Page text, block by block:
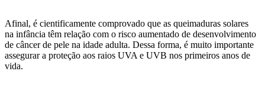
Afinal, é cientificamente comprovado que as queimaduras solares
na infância têm relação com o risco aumentado de desenvolvimento
de câncer de pele na idade adulta. Dessa forma, é muito importante
assegurar a proteção aos raios UVA e UVB nos primeiros anos de
vida.